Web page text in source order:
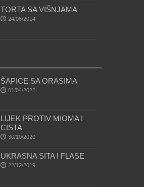
TORTA SA VIŠNJAMA
24/06/2014
ŠAPICE SA ORASIMA
01/04/2022
LIJEK PROTIV MIOMA I
CISTA
30/10/2020
UKRASNA SITA I FLASE
22/12/2019